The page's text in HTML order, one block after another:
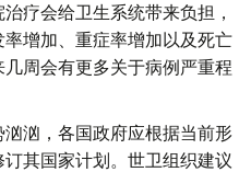
疗会给卫生系统带来负担，
增加、重症率增加以及死亡
周会有更多关于病例严重程
汹，各国政府应根据当前形
其国家计划。世卫组织建议